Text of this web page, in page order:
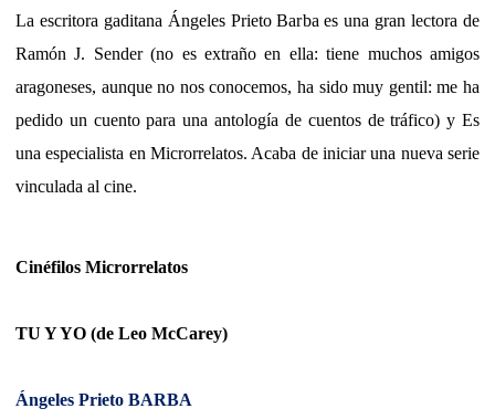
La escritora gaditana Ángeles Prieto Barba es una gran lectora de
Ramón J. Sender (no es extraño en ella: tiene muchos amigos
aragoneses, aunque no nos conocemos, ha sido muy gentil: me ha
pedido un cuento para una antología de cuentos de tráfico) y Es
una especialista en Microrrelatos. Acaba de iniciar una nueva serie
vinculada al cine.
Cinéfilos Microrrelatos
TU Y YO (de Leo McCarey)
Ángeles Prieto BARBA